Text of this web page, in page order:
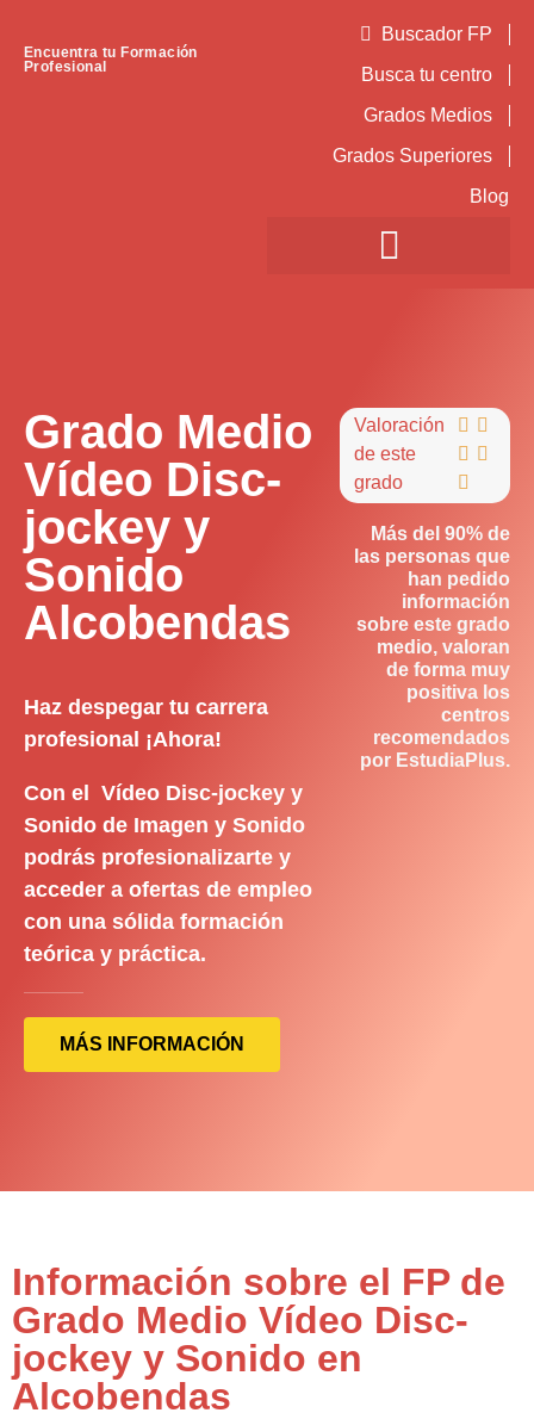
Encuentra tu Formación
Profesional
Buscador FP
Busca tu centro
Grados Medios
Grados Superiores
Blog
Grado Medio
Vídeo Disc-
jockey y
Sonido
Alcobendas
Haz despegar tu carrera
profesional ¡Ahora!
Con el Vídeo Disc-jockey y
Sonido de Imagen y Sonido
podrás profesionalizarte y
acceder a ofertas de empleo
con una sólida formación
teórica y práctica.
MÁS INFORMACIÓN
Valoración
de este
grado
 
 

Más del 90% de
las personas que
han pedido
información
sobre este grado
medio, valoran
de forma muy
positiva los
centros
recomendados
por EstudiaPlus.
Información sobre el FP de
Grado Medio Vídeo Disc-
jockey y Sonido en
Alcobendas